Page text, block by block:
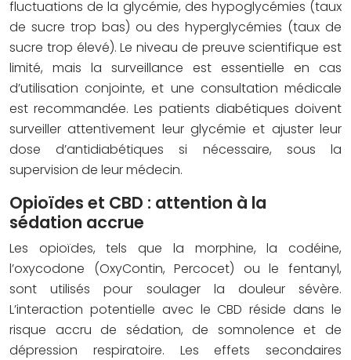
fluctuations de la glycémie, des hypoglycémies (taux
de sucre trop bas) ou des hyperglycémies (taux de
sucre trop élevé). Le niveau de preuve scientifique est
limité, mais la surveillance est essentielle en cas
d’utilisation conjointe, et une consultation médicale
est recommandée. Les patients diabétiques doivent
surveiller attentivement leur glycémie et ajuster leur
dose d’antidiabétiques si nécessaire, sous la
supervision de leur médecin.
Opioïdes et CBD : attention à la
sédation accrue
Les opioïdes, tels que la morphine, la codéine,
l’oxycodone (OxyContin, Percocet) ou le fentanyl,
sont utilisés pour soulager la douleur sévère.
L’interaction potentielle avec le CBD réside dans le
risque accru de sédation, de somnolence et de
dépression respiratoire. Les effets secondaires